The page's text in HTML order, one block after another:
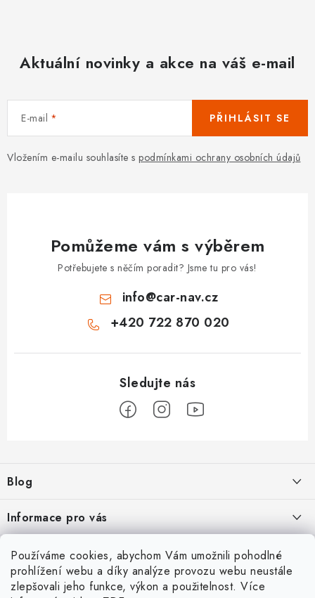
Používáme cookies, abychom Vám umožnili pohodlné
prohlížení webu a díky analýze provozu webu neustále
zlepšovali jeho funkce, výkon a použitelnost. Více
Aktuální novinky a akce na váš e-mail
E-mail
Vložením e-mailu souhlasíte s podmínkami ochrany osobních údajů
PŘIHLÁSIT SE
Pomůžeme vám s výběrem
Potřebujete s něčím poradit? Jsme tu pro vás!
info@car-nav.cz
+420 722 870 020
p
a
t
Blog
Škoad Karoq - Škoda Amundsen MIB3 aktualizace map a kódování
VW Passat 3G (B8) FL - bezdrátový App-Connect VW Discover
Informace pro vás
Podmínky ochrany osobních údajů
Facebook
Přihlášení